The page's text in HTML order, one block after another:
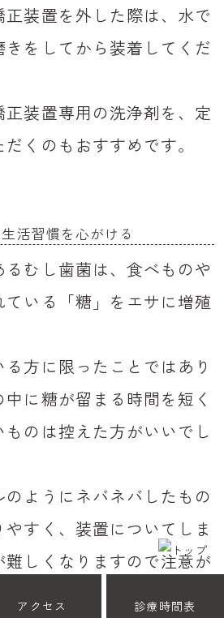
アクセス 診療時間表
装置を外した際は、水で
をしてから装着してくだ
装置専用の洗浄剤を、定
くのもおすすめです。
活習慣を心がける
むし歯菌は、食べものや
いる「糖」をエサに増殖
方に限ったことではあり
に糖が留まる時間を短く
のは控えた方がいいでし
ようにネバネバしたもの
すく、装置についてしま
難しくなりますので注意が